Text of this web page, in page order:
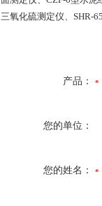
三氧化硫测定仪、SHR-
产品：
您的单位：
您的姓名：